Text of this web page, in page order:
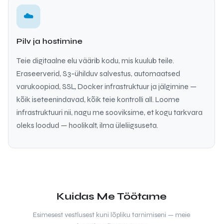
☁️
Pilv ja hostimine
Teie digitaalne elu väärib kodu, mis kuulub teile.
Eraseerverid, S3-ühilduv salvestus, automaatsed
varukoopiad, SSL, Docker infrastruktuur ja jälgimine —
kõik iseteenindavad, kõik teie kontrolli all. Loome
infrastruktuuri nii, nagu me sooviksime, et kogu tarkvara
oleks loodud — hoolikalt, ilma üleliigsuseta.
Kuidas Me Töötame
Esimesest vestlusest kuni lõpliku tarnimiseni — meie